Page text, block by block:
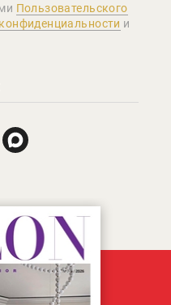
Пользовательского
и